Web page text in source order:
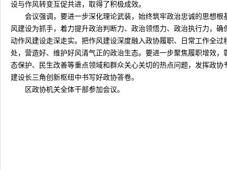
设与作风转变互促共进，取得了积极成效。
会议强调，要进一步深化理论武装，始终筑牢政治忠诚的思想
风建设为抓手，着力提升政治判断力、政治领悟力、政治执行力，
动作风建设走深走实。把作风建设深度融入政协履职、日常工作全
处，营造好、维护好风清气正的政治生态。要进一步聚焦履职增效
态保护、民生改善等重点领域和群众关心关切的热点问题，发挥政
建设长三角创新枢纽中书写好政协答卷。
区政协机关全体干部参加会议。